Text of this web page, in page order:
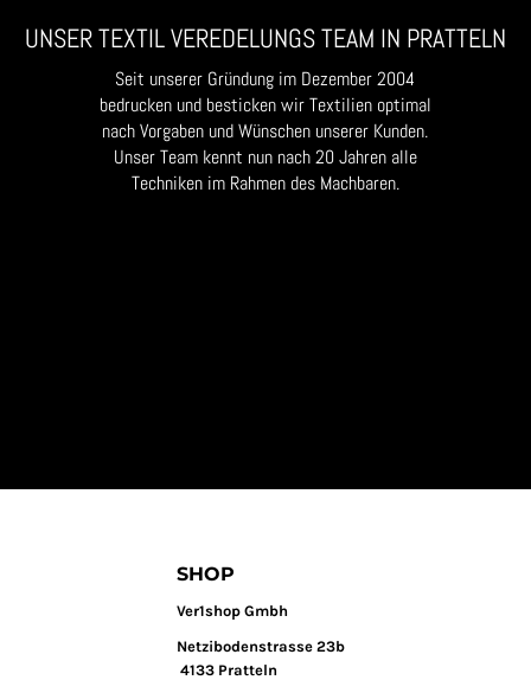
UNSER TEXTIL VEREDELUNGS TEAM IN PRATTELN
Seit unserer Gründung im Dezember 2004
bedrucken und besticken wir Textilien optimal
nach Vorgaben und Wünschen unserer Kunden.
Unser Team kennt nun nach 20 Jahren alle
Techniken im Rahmen des Machbaren.
SHOP
Ver1shop Gmbh
Netzibodenstrasse 23b
4133 Pratteln